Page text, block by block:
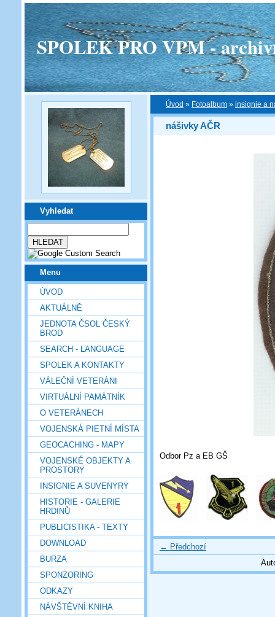
SPOLEK PRO VPM -
Vyhledat
Menu
ÚVOD
AKTUÁLNĚ
JEDNOTA ČSOL ČESKÝ
BROD
SEARCH - LANGUAGE
SPOLEK A KONTAKTY
VÁLEČNÍ VETERÁNI
VIRTUÁLNÍ PAMÁTNÍK
O VETERÁNECH
VOJENSKÁ PIETNÍ MÍSTA
GEOCACHING - MAPY
VOJENSKÉ OBJEKTY A
PROSTORY
INSIGNIE A SUVENYRY
HISTORIE - GALERIE
HRDINŮ
PUBLICISTIKA - TEXTY
DOWNLOAD
BURZA
SPONZORING
ODKAZY
NÁVŠTĚVNÍ KNIHA
Úvod » Fotoalbum » insignie a
nášivky AČR
Odbor Pz a EB GŠ
← Předchozí